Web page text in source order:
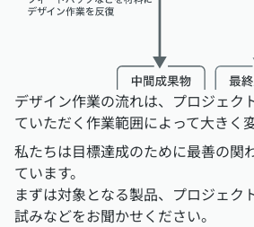
デザイン作業の流れは、プロジェク
ていただく作業範囲によって大きく
私たちは目標達成のために最善の関
ています。
まずは対象となる製品、プロジェク
試みなどをお聞かせください。